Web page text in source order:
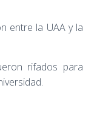
entre la UAA y la
rifados para